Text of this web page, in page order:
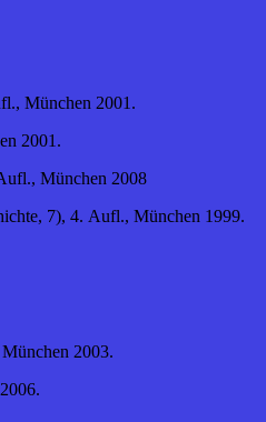
München 2001.
2001.
München 2008
7), 4. Aufl., München 1999.
2003.